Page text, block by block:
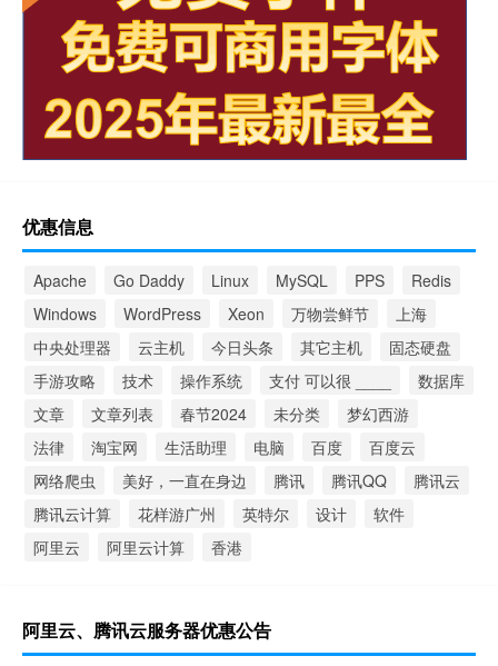
优惠信息
Apache Go Daddy Linux MySQL PPS
Redis
Windows
WordPress Xeon 万物尝鲜节
上海
中央处理器
云主机 今日头条 其它主机
固态硬盘
手游攻略
技术 操作系统 支付 可以很 ____
数据库
文章
文章列表 春节2024 未分类
梦幻西游
法律
淘宝网 生活助理 电脑 百度
百度云
网络爬虫
美好，一直在身边 腾讯 腾讯QQ
腾讯云
腾讯云计算
花样游广州 英特尔 设计
软件
阿里云
阿里云计算 香港
阿里云、腾讯云服务器优惠公告